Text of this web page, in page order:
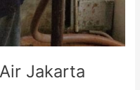
Jakarta